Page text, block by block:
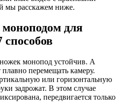
мы расскажем ниже.
моноподом для
ножек монопод устойчив. А
плавно перемещать камеру.
или горизонтальную
задрожат. В этом случае
передвигается только